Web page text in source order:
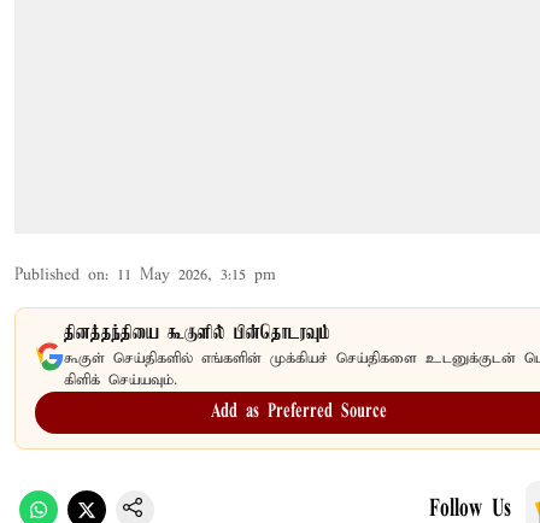
Published on: 11 May 2026, 3:15 pm
தினத்தந்தியை கூகுளில் பின்தொடரவும்
கூகுள் செய்திகளில் எங்களின் முக்கியச் செய்திகளை உடனுக்குடன்
கிளிக் செய்யவும்.
Add as Preferred Source
Follow Us